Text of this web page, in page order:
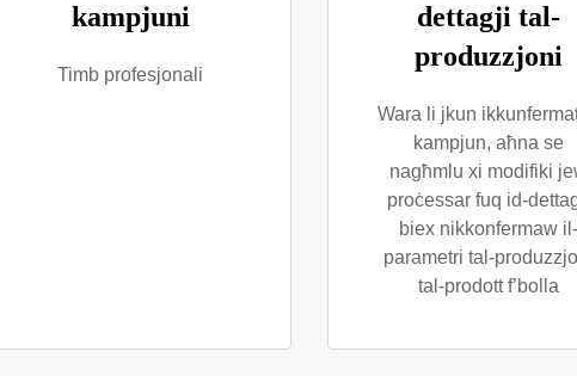
kampjuni
Timb profesjonali
dettagji tal-
produzzjoni
Wara li jkun
kampjun, aħna se
nagħmlu xi modifiki
proċessar fuq id-
biex nikkonfermaw il-
parametri tal-
tal-prodott f’bolla